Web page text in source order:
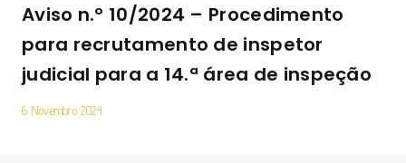
Aviso n.º 10/2024 – Procedimento
para recrutamento de inspetor
judicial para a 14.ª área de inspeção
6 Novembro 2024